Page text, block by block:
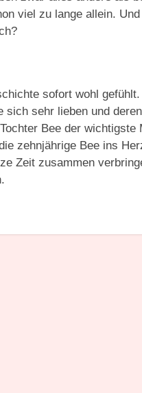
viel zu lange allein.
sofort wohl
sich sehr lieben und
Bee der wichtigste
zehnjährige Bee ins
Zeit zusammen